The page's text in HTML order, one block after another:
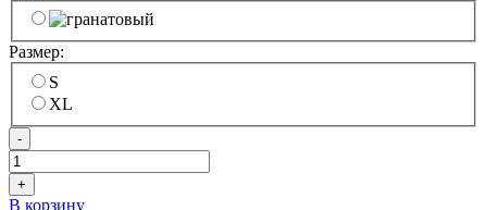
Размер:
S
XL
-
+
В корзину